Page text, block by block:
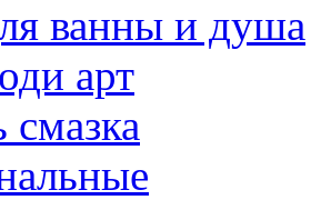
ванны и душа
арт
смазка